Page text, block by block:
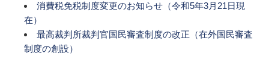
消費税免税制度変更のお知らせ（令和5年3月21日現
在）
最高裁判所裁判官国民審査制度の改正（在外国民審査
制度の創設）